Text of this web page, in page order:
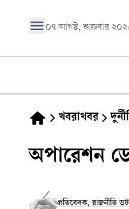
০৭ আগস্ট, শুক্রবার
খবরাখবর
অপারেশন
প্রতিবেদক, রাজনীতি